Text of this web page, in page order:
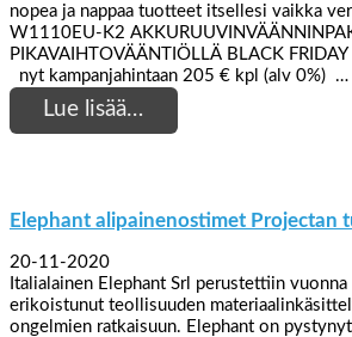
nopea ja nappaa tuotteet itsellesi vaikka
W1110EU-K2
PIKAVAIHTOVÄÄNTIÖLLÄ BLACK
nyt kampanjahintaan 205 € kpl (alv 0%) …
Lue lisää…
Elephant alipainenostimet Projectan
20-11-2020
Italialainen Elephant Srl perustettiin
erikoistunut teollisuuden
ongelmien ratkaisuun. Elephant on